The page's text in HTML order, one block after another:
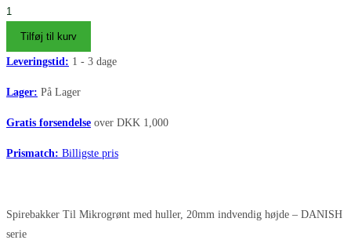
Spirebakker
Mikrogrønt
med
huller
antal
Tilføj til kurv
Leveringstid: 1 - 3 dage
Lager: På Lager
Gratis forsendelse over DKK 1,000
Prismatch: Billigste pris
Spirebakker Til Mikrogrønt med huller, 20mm indvendig højde – DANISH
serie